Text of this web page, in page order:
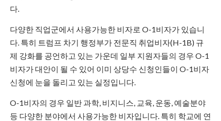
다.
다양한 직업군에서 사용가능한 비자로 O-1비자가 있습니
다. 특히 트럼프 차기 행정부가 전문직 취업비자(H-1B) 규
제 강화를 공언하고 있는 가운데 일부 지원자들의 경우 O-1
비자가 대안이 될 수 있어 이미 상당수 신청인들이 O-1비자
신청에 눈을 돌리고 있는 실정입니다.
O-1비자의 경우 일반 과학, 비지니스, 교육, 운동, 예술분야
등 다양한 분야에서 사용가능한 비자입니다. 특히 학교에 연